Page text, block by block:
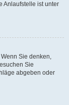
Anlaufstelle ist unter
Sie denken,
Sie
abgeben oder